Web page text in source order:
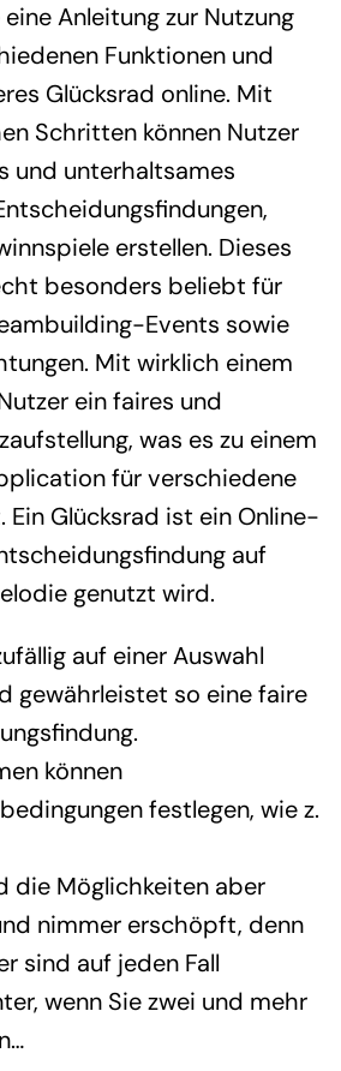
Anleitung zur Nutzung
Funktionen und
Glücksrad online. Mit
Schritten können Nutzer
und unterhaltsames
erstellen. Dieses
besonders beliebt für
Events sowie
Mit wirklich einem
ein faires und
was es zu einem
für verschiedene
Ein Glücksrad ist ein Online-
auf
genutzt wird.
auf einer Auswahl
gewährleistet so eine faire
können
festlegen, wie z.
die Möglichkeiten aber
nimmer erschöpft, denn
sind auf jeden Fall
wenn Sie zwei und mehr